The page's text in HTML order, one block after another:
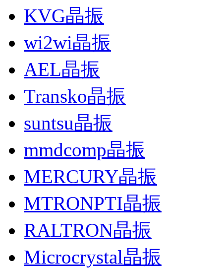
KVG晶振
wi2wi晶振
AEL晶振
Transko晶振
suntsu晶振
mmdcomp晶振
MERCURY晶振
MTRONPTI晶振
RALTRON晶振
Microcrystal晶振